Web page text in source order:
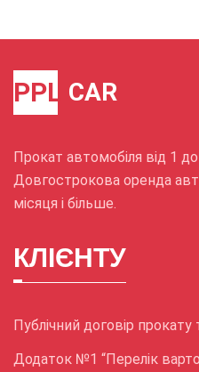
PPL CAR
Прокат автомобіля від 1 до
Довгострокова оренда
місяця і більше.
КЛІЄНТУ
Публічний договір
Додаток №1 “Перелік